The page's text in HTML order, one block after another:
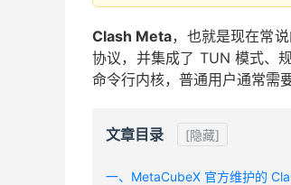
Clash Meta，也就是现在常
协议，并集成了 TUN 模式、
命令行内核，普通用户通常需
文章目录 [隐藏]
一、MetaCubeX 官方维护的